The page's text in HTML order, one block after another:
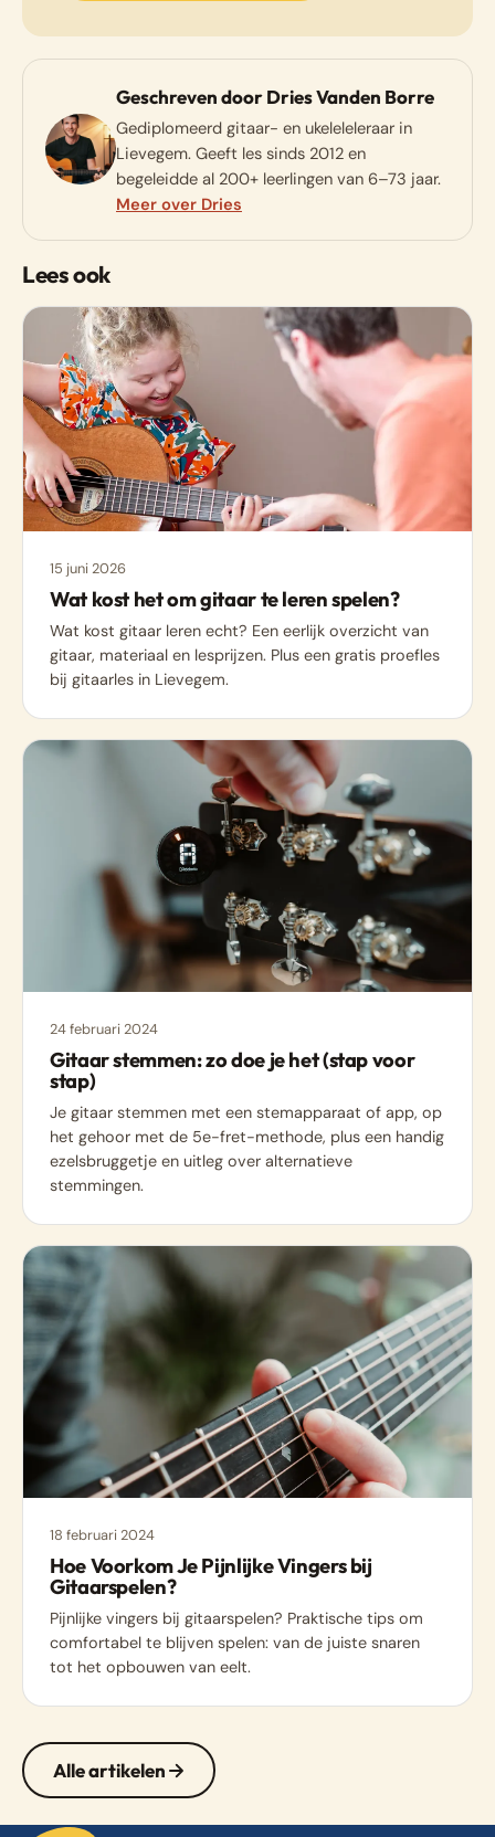
Geschreven door Dries Vanden Borre
Gediplomeerd gitaar- en ukeleleleraar in
Lievegem. Geeft les sinds 2012 en
begeleidde al 200+ leerlingen van 6–73 jaar.
Meer over Dries
Lees ook
15 juni 2026
Wat kost het om gitaar te leren spelen?
Wat kost gitaar leren echt? Een eerlijk overzicht van
gitaar, materiaal en lesprijzen. Plus een gratis proefles
bij gitaarles in Lievegem.
24 februari 2024
Gitaar stemmen: zo doe je het (stap voor
stap)
Je gitaar stemmen met een stemapparaat of app, op
het gehoor met de 5e-fret-methode, plus een handig
ezelsbruggetje en uitleg over alternatieve
stemmingen.
18 februari 2024
Hoe Voorkom Je Pijnlijke Vingers bij
Gitaarspelen?
Pijnlijke vingers bij gitaarspelen? Praktische tips om
comfortabel te blijven spelen: van de juiste snaren
tot het opbouwen van eelt.
Alle artikelen